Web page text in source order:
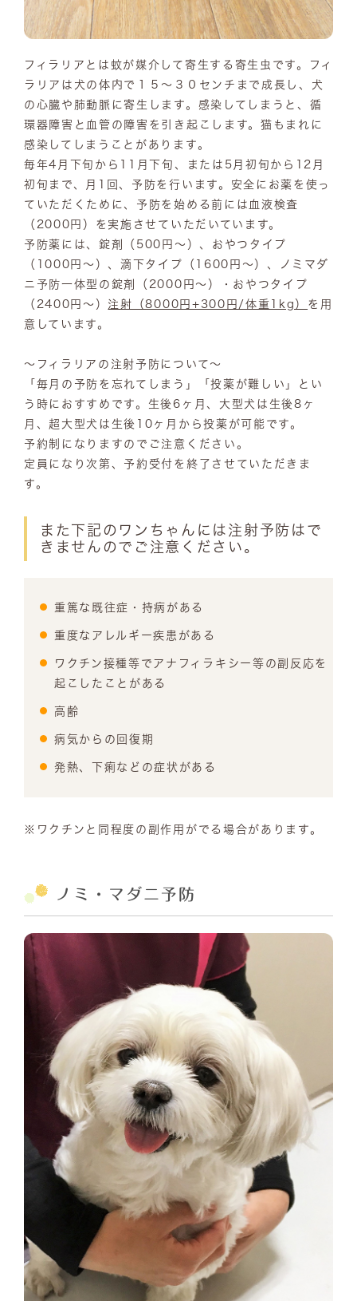
フィラリアとは蚊が媒介して寄生する寄生虫です。フィ
ラリアは犬の体内で１５～３０センチまで成長し、犬
の心臓や肺動脈に寄生します。感染してしまうと、循
環器障害と血管の障害を引き起こします。猫もまれに
感染してしまうことがあります。
毎年4月下旬から11月下旬、または5月初旬から12月
初旬まで、月1回、予防を行います。安全にお薬を使っ
ていただくために、予防を始める前には血液検査
（2000円）を実施させていただいています。
予防薬には、錠剤（500円～）、おやつタイプ
（1000円～）、滴下タイプ（1600円～）、ノミマダ
ニ予防一体型の錠剤（2000円～）・おやつタイプ
（2400円～） 注射（8000円+300円/体重1kg） を用
意しています。
～フィラリアの注射予防について～
「毎月の予防を忘れてしまう」「投薬が難しい」とい
う時におすすめです。生後6ヶ月、大型犬は生後8ヶ
月、超大型犬は生後10ヶ月から投薬が可能です。
予約制になりますのでご注意ください。
定員になり次第、予約受付を終了させていただきま
す。
また下記のワンちゃんには注射予防はで
きませんのでご注意ください。
重篤な既往症・持病がある
重度なアレルギー疾患がある
ワクチン接種等でアナフィラキシー等の副反応を
起こしたことがある
高齢
病気からの回復期
発熱、下痢などの症状がある
※ワクチンと同程度の副作用がでる場合があります。
ノミ・マダニ予防